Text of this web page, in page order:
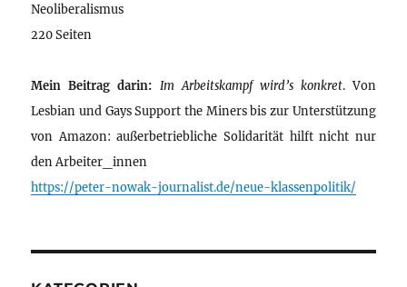
Neoliberalismus
220 Seiten
Mein Beitrag darin: Im Arbeitskampf wird’s konkret. Von
Lesbian und Gays Support the Miners bis zur Unterstützung
von Amazon: außerbetriebliche Solidarität hilft nicht nur
den Arbeiter_innen
https://peter-nowak-journalist.de/neue-klassenpolitik/